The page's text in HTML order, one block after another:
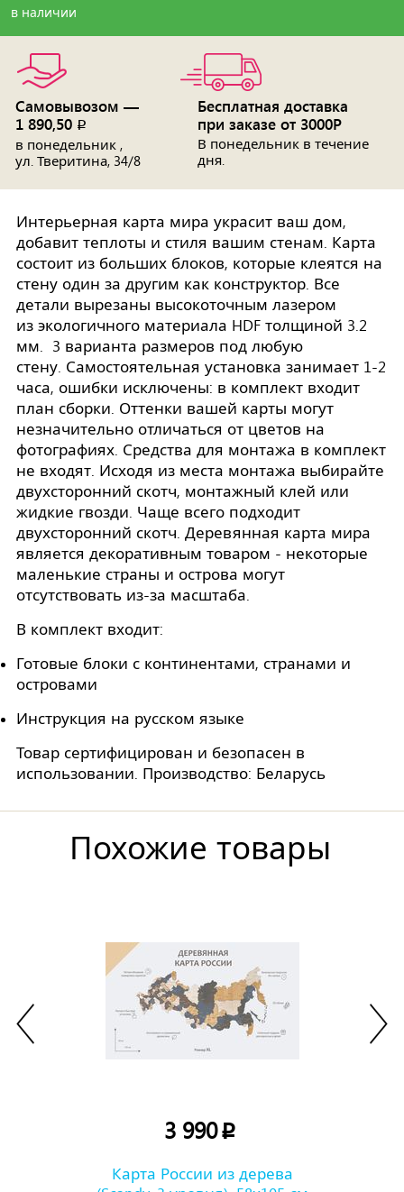
в наличии
Самовывозом —
1 890,50 p
в понедельник ,
ул. Тверитина, 34/8
Бесплатная доставка
при заказе от 3000Р
В понедельник в течение
дня.
Интерьерная карта мира украсит ваш дом,
добавит теплоты и стиля вашим стенам. Карта
состоит из больших блоков, которые клеятся на
стену один за другим как конструктор. Все
детали вырезаны высокоточным лазером
из экологичного материала HDF толщиной 3.2
мм. 3 варианта размеров под любую
стену. Самостоятельная установка занимает 1-2
часа, ошибки исключены: в комплект входит
план сборки. Оттенки вашей карты могут
незначительно отличаться от цветов на
фотографиях. Средства для монтажа в комплект
не входят. Исходя из места монтажа выбирайте
двухсторонний скотч, монтажный клей или
жидкие гвозди. Чаще всего подходит
двухсторонний скотч. Деревянная карта мира
является декоративным товаром - некоторые
маленькие страны и острова могут
отсутствовать из-за масштаба.
В комплект входит:
Готовые блоки с континентами, странами и
островами
Инструкция на русском языке
Товар сертифицирован и безопасен в
использовании. Производство: Беларусь
Похожие товары
3 990p
Карта России из дерева